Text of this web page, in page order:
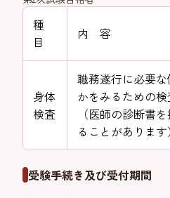
種
目
内 容
身体
検査
職務遂行に必要
かをみるための検
（医師の診断書
ることがあります）
受験手続き及び受付期間